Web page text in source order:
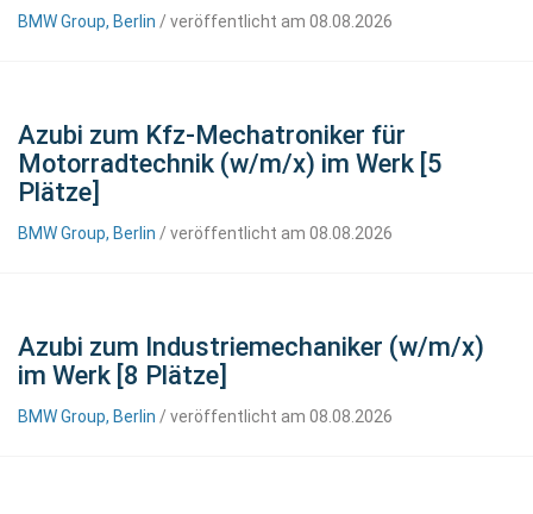
BMW Group, Berlin / veröffentlicht am 08.08.2026
Azubi zum Kfz-Mechatroniker für
Motorradtechnik (w/m/x) im Werk [5
Plätze]
BMW Group, Berlin / veröffentlicht am 08.08.2026
Azubi zum Industriemechaniker (w/m/x)
im Werk [8 Plätze]
BMW Group, Berlin / veröffentlicht am 08.08.2026